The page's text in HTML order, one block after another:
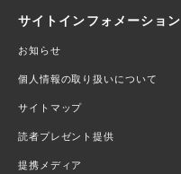
サイトインフォメーション
お知らせ
個人情報の取り扱いについて
サイトマップ
読者プレゼント提供
提携メディア